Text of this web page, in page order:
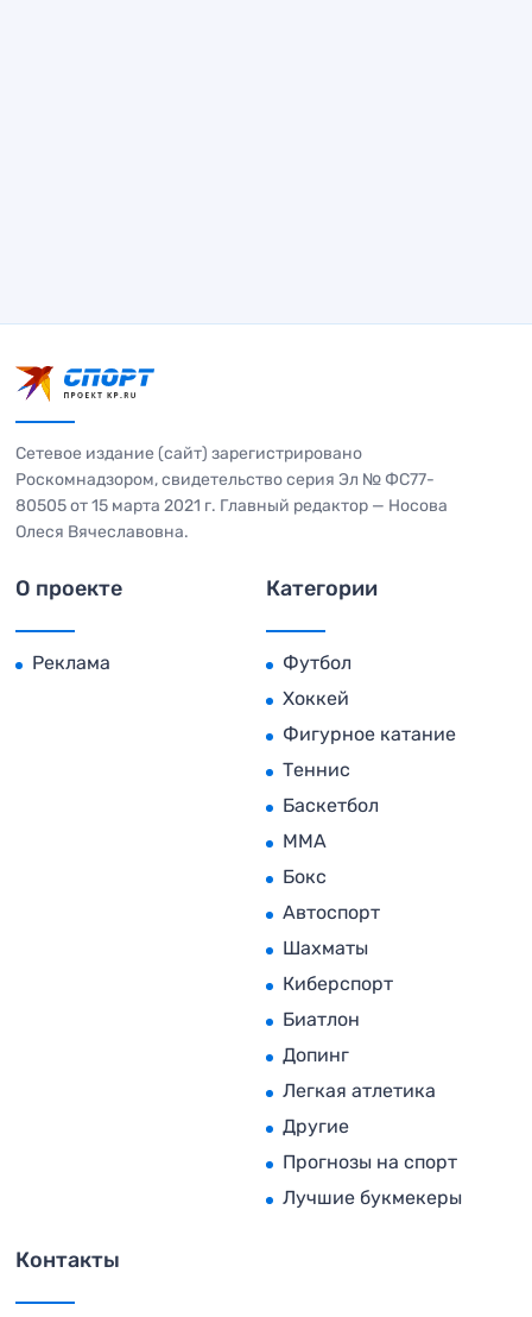
Сетевое издание (сайт) зарегистрировано
Роскомнадзором, свидетельство серия Эл № ФС77-
80505 от 15 марта 2021 г. Главный редактор — Носова
Олеся Вячеславовна.
О проекте
Реклама
Категории
Футбол
Хоккей
Фигурное катание
Теннис
Баскетбол
MMA
Бокс
Автоспорт
Шахматы
Киберспорт
Биатлон
Допинг
Легкая атлетика
Другие
Прогнозы на спорт
Лучшие букмекеры
Контакты